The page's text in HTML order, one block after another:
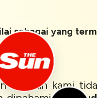
sebagai yang
layanan kami